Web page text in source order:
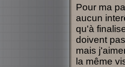
Pour ma
aucun
qu'à
doivent
mais
la même